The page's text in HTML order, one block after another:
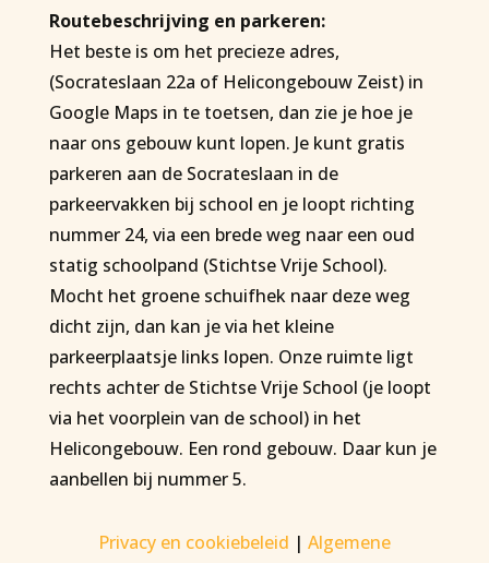
Routebeschrijving en parkeren:
Het beste is om het precieze adres,
(Socrateslaan 22a of Helicongebouw Zeist) in
Google Maps in te toetsen, dan zie je hoe je
naar ons gebouw kunt lopen. Je kunt gratis
parkeren aan de Socrateslaan in de
parkeervakken bij school en je loopt richting
nummer 24, via een brede weg naar een oud
statig schoolpand (Stichtse Vrije School).
Mocht het groene schuifhek naar deze weg
dicht zijn, dan kan je via het kleine
parkeerplaatsje links lopen. Onze ruimte ligt
rechts achter de Stichtse Vrije School (je loopt
via het voorplein van de school) in het
Helicongebouw. Een rond gebouw. Daar kun je
aanbellen bij nummer 5.
Privacy en cookiebeleid | Algemene